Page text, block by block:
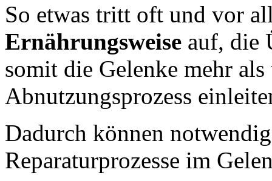
So etwas tritt oft und vor
Ernährungsweise auf, die
somit die Gelenke mehr
Abnutzungsprozess
Dadurch können
Reparaturprozesse im